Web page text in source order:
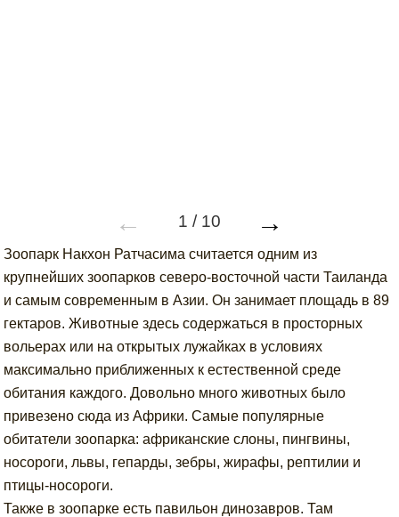
← 1 / 10 →
Зоопарк Накхон Ратчасима считается одним из
крупнейших зоопарков северо-восточной части Таиланда
и самым современным в Азии. Он занимает площадь в 89
гектаров. Животные здесь содержаться в просторных
вольерах или на открытых лужайках в условиях
максимально приближенных к естественной среде
обитания каждого. Довольно много животных было
привезено сюда из Африки. Самые популярные
обитатели зоопарка: африканские слоны, пингвины,
носороги, львы, гепарды, зебры, жирафы, рептилии и
птицы-носороги.
Также в зоопарке есть павильон динозавров. Там